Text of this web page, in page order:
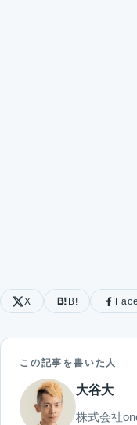
X B!
この記事を書いた人
大谷大
株式会社